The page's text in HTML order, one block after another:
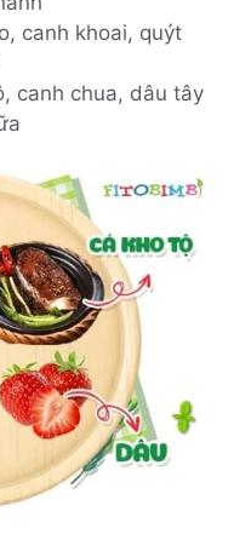
canh khoai, quýt
canh chua, dâu tây